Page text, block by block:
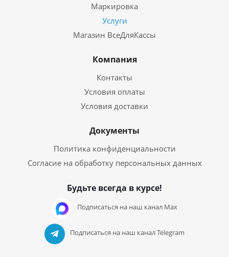
Маркировка
Услуги
Магазин ВсеДляКассы
Компания
Контакты
Условия оплаты
Условия доставки
Документы
Политика конфиденциальности
Согласие на обработку персональных данных
Будьте всегда в курсе!
Подписаться на наш канал Max
Подписаться на наш канал Telegram